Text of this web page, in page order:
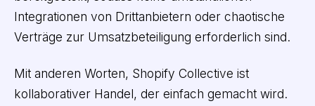
Integrationen von Drittanbietern oder chaotische
Verträge zur Umsatzbeteiligung erforderlich sind.
Mit anderen Worten, Shopify Collective ist
kollaborativer Handel, der einfach gemacht wird.